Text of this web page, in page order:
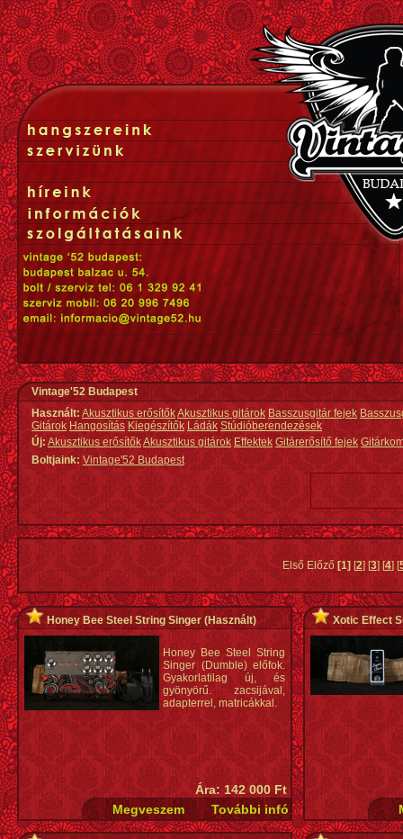
Vintage'52 Budapest
Használt: Akusztikus erősítőkAkusztikus gitárok Basszusgitár fejek
Gitárok Hangosítás Kiegészítők Ládák Stúdióberendezések
Új:Akusztikus erősítőkAkusztikus gitárok Effektek Gitárerősítő fejek
Boltjaink: Vintage'52 Budapest
Első Előző [1][2] [3] [4] [
Honey Bee Steel String Singer(Használt)
Honey Bee Steel String
Singer (Dumble) előfok.
Gyakorlatilag új, és
gyönyörű. zacsijával,
adapterrel, matricákkal.
Ára: 142 000 Ft
Xotic Effect